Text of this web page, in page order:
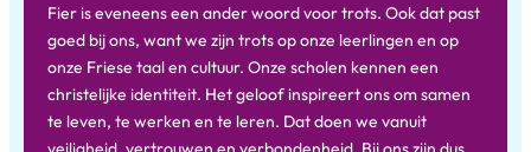
Fier is eveneens een ander woord voor trots. Ook dat past
goed bij ons, want we zijn trots op onze leerlingen en op
onze Friese taal en cultuur. Onze scholen kennen een
christelijke identiteit. Het geloof inspireert ons om samen
te leven, te werken en te leren. Dat doen we vanuit